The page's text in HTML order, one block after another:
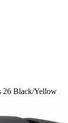
Black/Yellow